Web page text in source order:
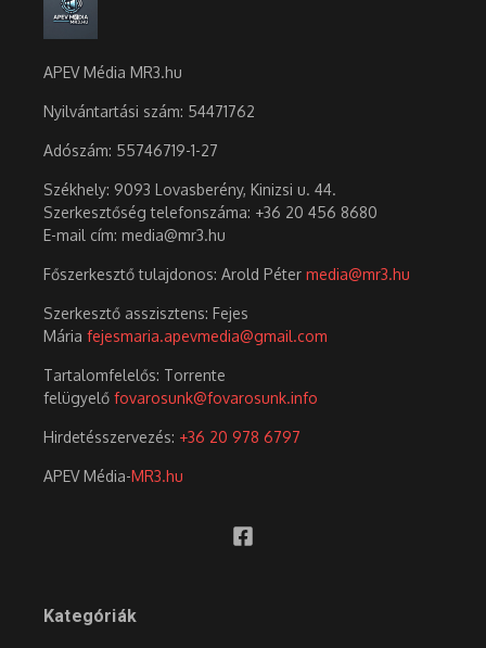
APEV Média MR3.hu
Nyilvántartási szám: 54471762
Adószám: 55746719-1-27
Székhely: 9093 Lovasberény, Kinizsi u. 44.
Szerkesztőség telefonszáma: +36 20 456 8680
E-mail cím: media@mr3.hu
Főszerkesztő tulajdonos: Arold Péter media@mr3.hu
Szerkesztő asszisztens: Fejes
Mária fejesmaria.apevmedia@gmail.com
Tartalomfelelős: Torrente
felügyelő fovarosunk@fovarosunk.info
Hirdetésszervezés: +36 20 978 6797
APEV Média-MR3.hu
Kategóriák